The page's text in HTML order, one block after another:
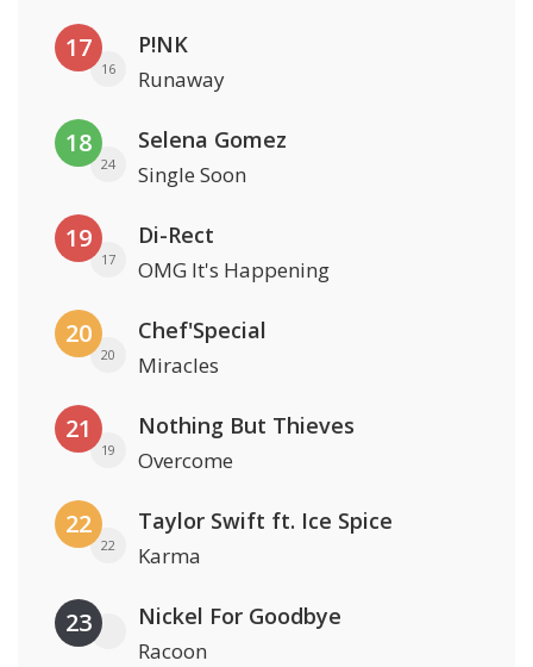
17
16
P!NK
Runaway
18
24
Selena Gomez
Single Soon
19
17
Di-Rect
OMG It's Happening
20
20
Chef'Special
Miracles
21
19
Nothing But Thieves
Overcome
22
22
Taylor Swift ft. Ice Spice
Karma
23 Nickel For Goodbye
Racoon